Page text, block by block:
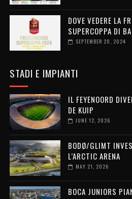
DOVE VEDERE LA
SUPERCOPPA DI
SEPTEMBER 20, 2024
STADI E IMPIANTI
IL FEYENOORD
DE KUIP
JUNE 12, 2026
BODØ/GLIMT
L’ARCTIC ARENA
MAY 21, 2026
BOCA JUNIORS